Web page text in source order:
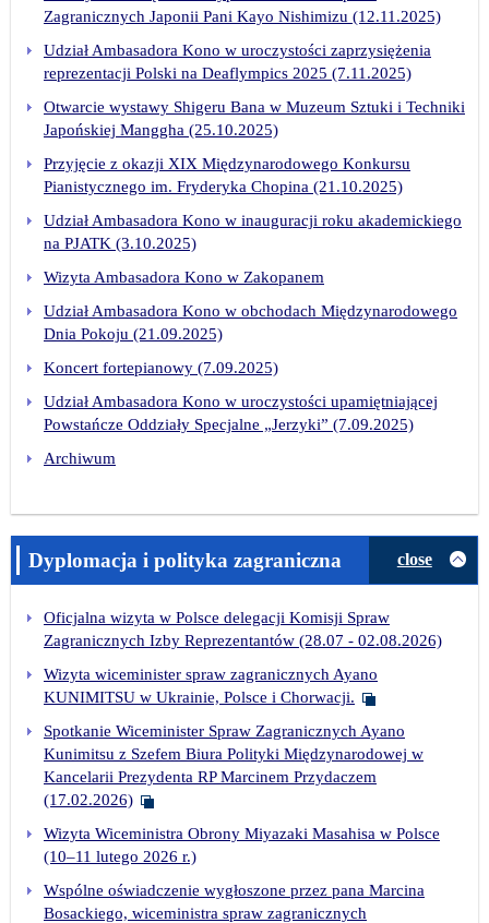
Zagranicznych Japonii Pani Kayo Nishimizu (12.11.2025)
Udział Ambasadora Kono w uroczystości zaprzysiężenia
reprezentacji Polski na Deaflympics 2025 (7.11.2025)
Otwarcie wystawy Shigeru Bana w Muzeum Sztuki i Techniki
Japońskiej Manggha (25.10.2025)
Przyjęcie z okazji XIX Międzynarodowego Konkursu
Pianistycznego im. Fryderyka Chopina (21.10.2025)
Udział Ambasadora Kono w inauguracji roku akademickiego
na PJATK (3.10.2025)
Wizyta Ambasadora Kono w Zakopanem
Udział Ambasadora Kono w obchodach Międzynarodowego
Dnia Pokoju (21.09.2025)
Koncert fortepianowy (7.09.2025)
Udział Ambasadora Kono w uroczystości upamiętniającej
Powstańcze Oddziały Specjalne „Jerzyki” (7.09.2025)
Archiwum
Dyplomacja i polityka zagraniczna close
Oficjalna wizyta w Polsce delegacji Komisji Spraw
Zagranicznych Izby Reprezentantów (28.07 - 02.08.2026)
Wizyta wiceminister spraw zagranicznych Ayano
KUNIMITSU w Ukrainie, Polsce i Chorwacji.
Spotkanie Wiceminister Spraw Zagranicznych Ayano
Kunimitsu z Szefem Biura Polityki Międzynarodowej w
Kancelarii Prezydenta RP Marcinem Przydaczem
(17.02.2026)
Wizyta Wiceministra Obrony Miyazaki Masahisa w Polsce
(10–11 lutego 2026 r.)
Wspólne oświadczenie wygłoszone przez pana Marcina
Bosackiego, wiceministra spraw zagranicznych